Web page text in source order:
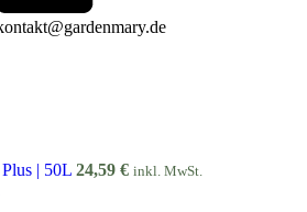
| 50L 24,59 € inkl. MwSt.